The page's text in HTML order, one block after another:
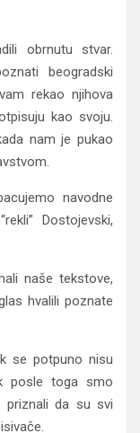
obrnutu stvar.
beogradski
rekao njihova
kao svoju.
nam je pukao
navodne
Dostojevski,
naše tekstove,
hvalili poznate
se potpuno nisu
posle toga smo
priznali da su svi